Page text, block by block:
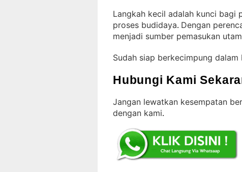
Langkah kecil adalah kunci bagi
proses budidaya. Dengan
menjadi sumber pemasukan
Sudah siap berkecimpung
Hubungi Kami
Jangan lewatkan kesempatan
dengan kami.